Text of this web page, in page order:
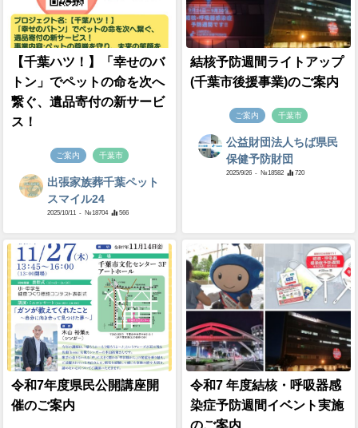
【千葉ハツ！】「幸せのバ
トン」でペットの命を次へ
繋ぐ、遺品寄付の新サービ
ス！
ご案内 千葉市
出張家族葬千葉ペット
スマイル24
2025/10/11 - №18704 566
結核予防週間ライトアップ
(千葉市後援事業)のご案内
ご案内 千葉市
公益財団法人ちば県民
保健予防財団
2025/9/26 - №18582 720
令和7年度県民公開講座開
催のご案内
令和7 年度結核・呼吸器感
染症予防週間イベント実施
のご案内